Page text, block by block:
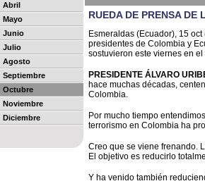
Abril
Mayo
Junio
Julio
Agosto
Septiembre
Octubre
Noviembre
Diciembre
RUEDA DE PRENSA DE
Esmeraldas (Ecuador), 15
presidentes de Colombia y
sostuvieron este viernes en
PRESIDENTE ÁLVARO
hace muchas décadas,
Colombia.
Por mucho tiempo
terrorismo en Colombia ha
Creo que se viene frenando.
El objetivo es reducirlo
Y ha venido también